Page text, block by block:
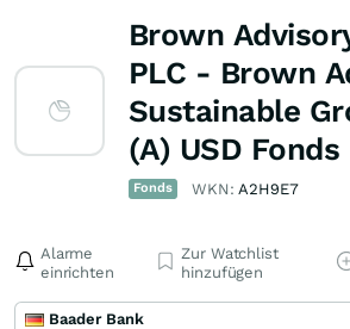
Brown
PLC - Brown
Sustainable
(A) USD Fonds
Fonds WKN:A2H9E7
Alarme
einrichten
Zur Watchlist
hinzufügen
Baader Bank